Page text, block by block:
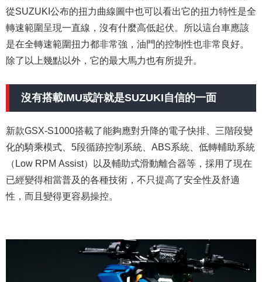
從SUZUKI公布的扭力曲線圖中也可以看出它的扭力特性是全
轉速範圍呈現一直線，沒有什麼高低起伏。所以這台車應該
是在全轉速範圍扭力都非常強，油門的控制性也非常良好。
除了以上幾點以外，它的最大馬力也有所提升。
沒有搭載IMU或許就是SUZUKI自信的一面
新款GSX-S1000搭載了能夠應對升降的電子快排、三階段變
化的騎乘模式、5段循跡控制系統、ABS系統、低轉輔助系統
（Low RPM Assist）以及輔助式滑動離合器等，採用了現在
已經變得相當普及的各種技術，不只提高了安全性及舒適
性，而且變得更容易操控。